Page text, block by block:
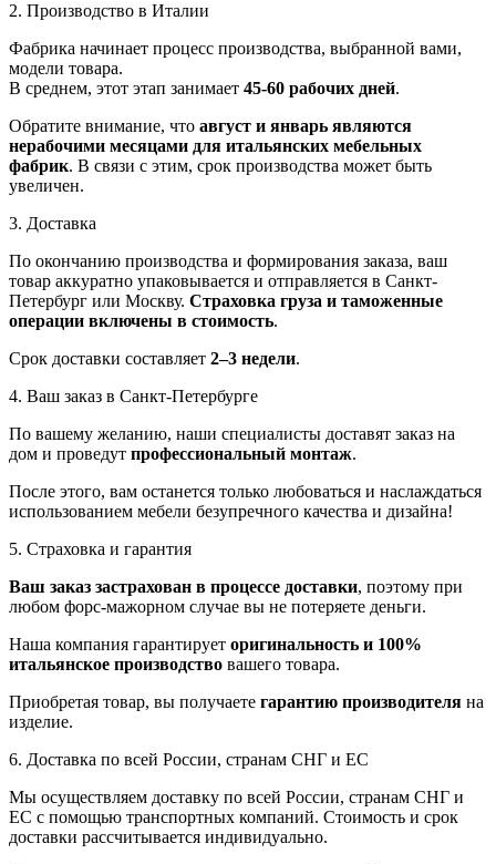
2. Производство в Италии
Фабрика начинает процесс производства, выбранной вами,
модели товара.
В среднем, этот этап занимает 45-60 рабочих дней.
Обратите внимание, что август и январь являются
нерабочими месяцами для итальянских мебельных
фабрик. В связи с этим, срок производства может быть
увеличен.
3. Доставка
По окончанию производства и формирования заказа, ваш
товар аккуратно упаковывается и отправляется в Санкт-
Петербург или Москву. Страховка груза и таможенные
операции включены в стоимость.
Срок доставки составляет 2–3 недели.
4. Ваш заказ в Санкт-Петербурге
По вашему желанию, наши специалисты доставят заказ на
дом и проведут профессиональный монтаж.
После этого, вам останется только любоваться и наслаждаться
использованием мебели безупречного качества и дизайна!
5. Страховка и гарантия
Ваш заказ застрахован в процессе доставки, поэтому при
любом форс-мажорном случае вы не потеряете деньги.
Наша компания гарантирует оригинальность и 100%
итальянское производство вашего товара.
Приобретая товар, вы получаете гарантию производителя на
изделие.
6. Доставка по всей России, странам СНГ и ЕС
Мы осуществляем доставку по всей России, странам СНГ и
ЕС с помощью транспортных компаний. Стоимость и срок
доставки рассчитывается индивидуально.